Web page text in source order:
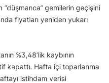
“düşmanca” gemilerin geçişini
fiyatları yeniden yukarı
%3,48’lik kaybının
kapattı. Hafta içi toparlanma
istihdam verisi